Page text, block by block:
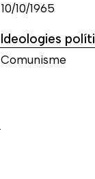
10/10/1965
Ideologies
Comunisme